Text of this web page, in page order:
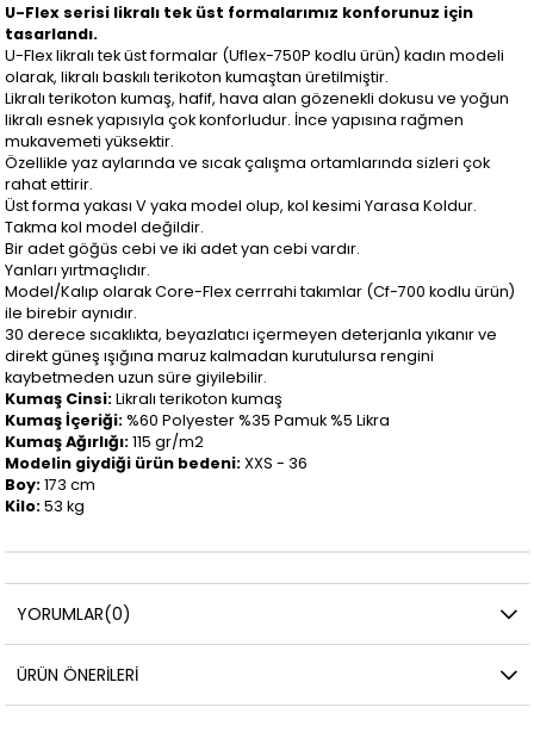
U-Flex serisi likralı tek üst formalarımız konforunuz için
tasarlandı.
U-Flex likralı tek üst formalar (Uflex-750P kodlu ürün) kadın modeli
olarak, likralı baskılı terikoton kumaştan üretilmiştir.
Likralı terikoton kumaş, hafif, hava alan gözenekli dokusu ve yoğun
likralı esnek yapısıyla çok konforludur. İnce yapısına rağmen
mukavemeti yüksektir.
Özellikle yaz aylarında ve sıcak çalışma ortamlarında sizleri çok
rahat ettirir.
Üst forma yakası V yaka model olup, kol kesimi Yarasa Koldur.
Takma kol model değildir.
Bir adet göğüs cebi ve iki adet yan cebi vardır.
Yanları yırtmaçlıdır.
Model/Kalıp olarak Core-Flex cerrrahi takımlar (Cf-700 kodlu ürün)
ile birebir aynıdır.
30 derece sıcaklıkta, beyazlatıcı içermeyen deterjanla yıkanır ve
direkt güneş ışığına maruz kalmadan kurutulursa rengini
kaybetmeden uzun süre giyilebilir.
Kumaş Cinsi:Likralı terikoton kumaş
Kumaş İçeriği:%60 Polyester %35 Pamuk %5 Likra
Kumaş Ağırlığı:115 gr/m2
Modelin giydiği ürün bedeni:XXS - 36
Boy:173 cm
Kilo:53 kg
YORUMLAR(0)
ÜRÜN ÖNERILERI